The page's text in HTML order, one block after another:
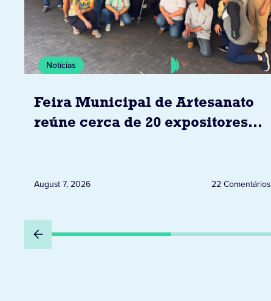
Notícias
Feira Municipal de Artesanato
reúne cerca de 20 expositores
August 7, 2026 22 Comentários